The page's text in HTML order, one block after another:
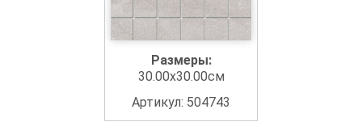
Размеры:
30.00x30.00см
Артикул: 504743